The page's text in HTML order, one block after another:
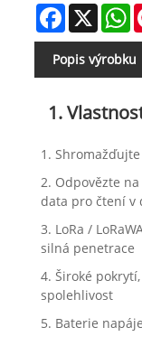
Facebook
X
Popis výrobku
1.
1.
2. Odpovězte
data pro čtení v
3. LoRa /
silná penetrace
4. Široké
spolehlivost
5. Baterie